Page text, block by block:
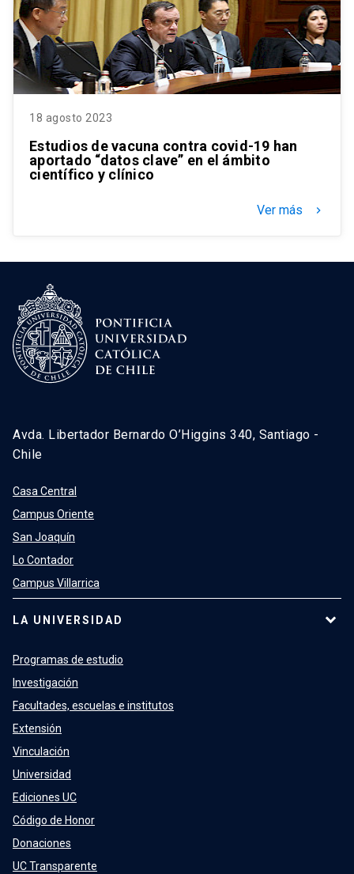
18 agosto 2023
Estudios de vacuna contra covid-19 han
aportado “datos clave” en el ámbito
científico y clínico
Ver más keyboard_arrow_right
Avda. Libertador Bernardo O’Higgins 340, Santiago -
Chile
Casa Central
Campus Oriente
San Joaquín
Lo Contador
Campus Villarrica
LA UNIVERSIDAD
Programas de estudio
Investigación
Facultades, escuelas e institutos
Extensión
Vinculación
Universidad
Ediciones UC
Código de Honor
Donaciones
UC Transparente